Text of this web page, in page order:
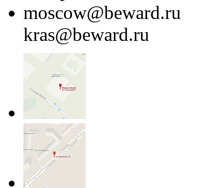
moscow@beward.ru
kras@beward.ru